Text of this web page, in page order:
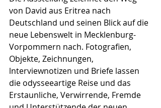
von David aus Eritrea nach
Deutschland und seinen Blick auf die
neue Lebenswelt in Mecklenburg-
Vorpommern nach. Fotografien,
Objekte, Zeichnungen,
lnterviewnotizen und Briefe lassen
die odysseeartige Reise und das
Erstaunliche, Verwirrende, Fremde